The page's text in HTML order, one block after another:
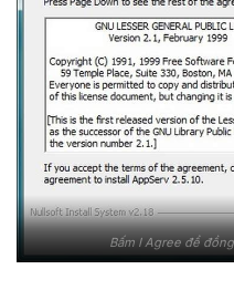
Bấm I Agree để